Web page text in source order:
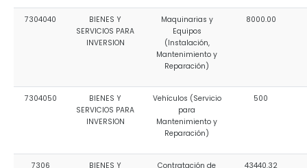
7304040
BIENES Y
SERVICIOS PARA
INVERSION
Maquinarias y
Equipos
(Instalación,
Mantenimiento y
Reparación)
8000.00
7304050
BIENES Y
SERVICIOS PARA
INVERSION
Vehículos (Servicio
para
Mantenimiento y
Reparación)
500
7306
BIENES Y
Contratación de
43440.32